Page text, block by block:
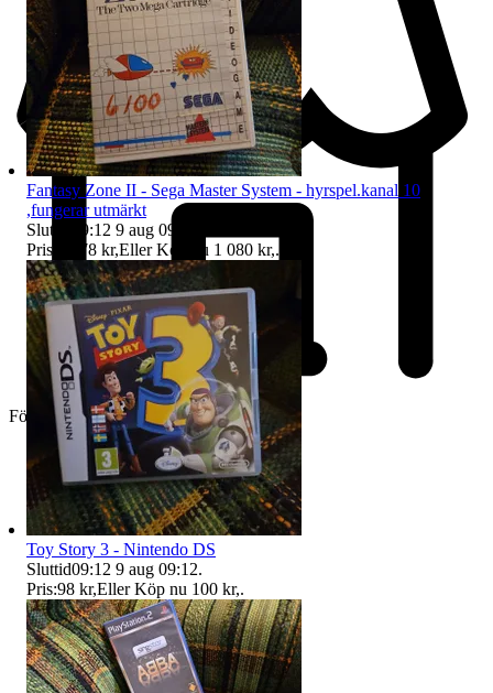
Företag
Fantasy Zone II - Sega Master System - hyrspel.kanal 10
,fungerar utmärkt
Sluttid
09:12 9 aug 09:12
Pris:
1 078 kr,Eller Köp nu 1 080 kr,.
Toy Story 3 - Nintendo DS
Sluttid09:12 9 aug 09:12.
Pris:98 kr,Eller Köp nu 100 kr,.